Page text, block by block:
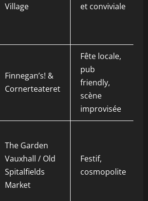
Village
et conviviale
Finnegan’s! &
Cornerteateret
Fête locale,
pub
friendly,
scène
improvisée
The Garden
Vauxhall / Old
Spitalfields
Market
Festif,
cosmopolite